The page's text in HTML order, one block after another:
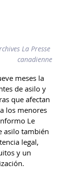
La Presse
canadienne
meses la
de asilo y
que afectan
los menores
Le
asilo también
legal,
y un